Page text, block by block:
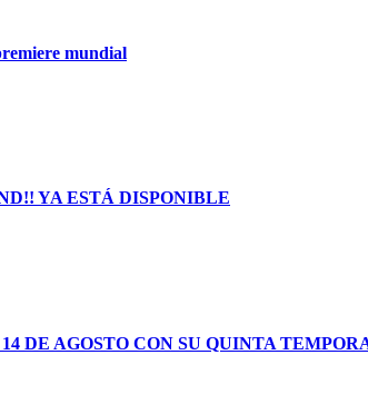
mundial
YA ESTÁ DISPONIBLE
DE AGOSTO CON SU QUINTA